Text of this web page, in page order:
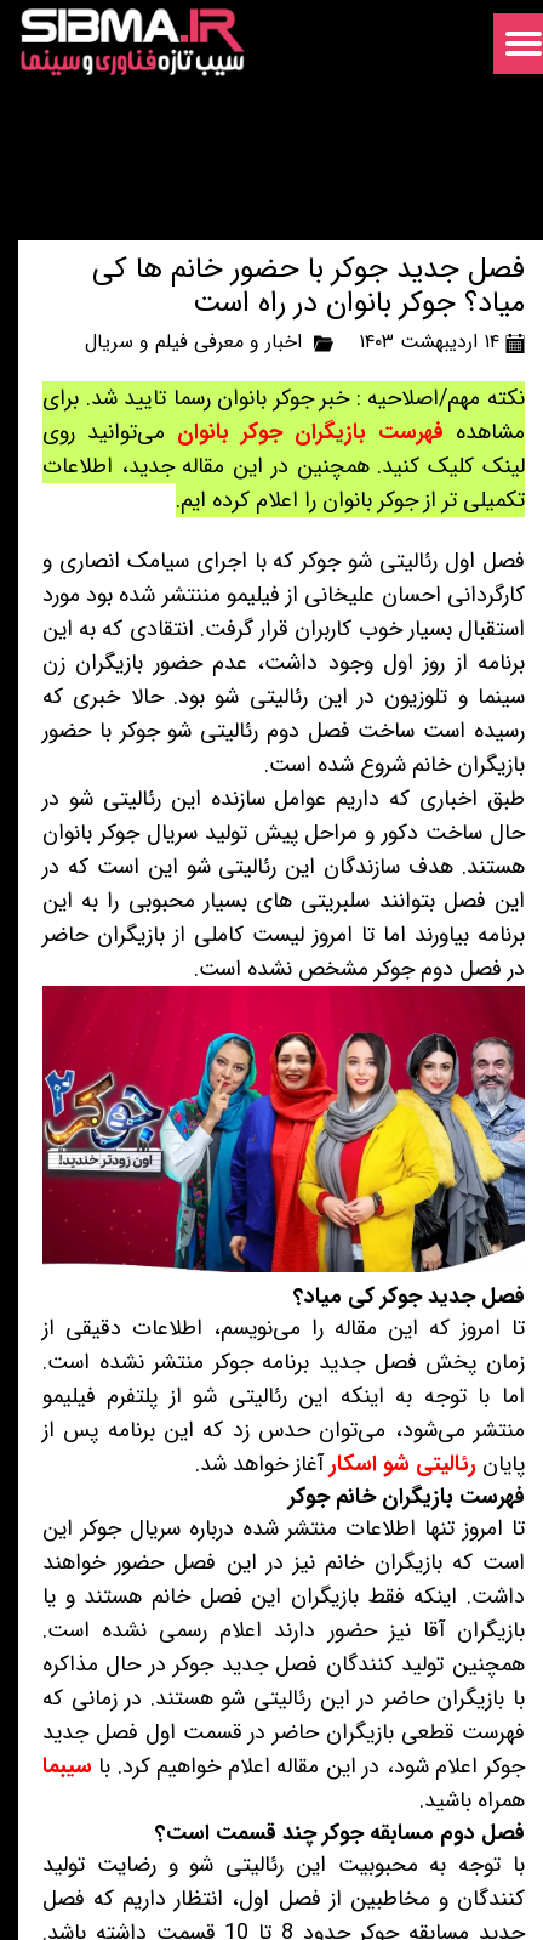
فصل جدید جوکر با حضور خانم ها کی
میاد؟ جوکر بانوان در راه است
۱۴ اردیبهشت ۱۴۰۳ اخبار و معرفی فیلم و سریال
نکته مهم/اصلاحیه : خبر جوکر بانوان رسما تایید شد. برای
مشاهده فهرست بازیگران جوکر بانوان می‌توانید روی
لینک کلیک کنید. همچنین در این مقاله جدید، اطلاعات
تکمیلی تر از جوکر بانوان را اعلام کرده ایم.
فصل اول رئالیتی شو جوکر که با اجرای سیامک انصاری و
کارگردانی احسان علیخانی از فیلیمو مننتشر شده بود مورد
استقبال بسیار خوب کاربران قرار گرفت. انتقادی که به این
برنامه از روز اول وجود داشت، عدم حضور بازیگران زن
سینما و تلوزیون در این رئالیتی شو بود. حالا خبری که
رسیده است ساخت فصل دوم رئالیتی شو جوکر با حضور
بازیگران خانم شروع شده است.
طبق اخباری که داریم عوامل سازنده این رئالیتی شو در
حال ساخت دکور و مراحل پیش تولید سریال جوکر بانوان
هستند. هدف سازندگان این رئالیتی شو این است که در
این فصل بتوانند سلبریتی های بسیار محبوبی را به این
برنامه بیاورند اما تا امروز لیست کاملی از بازیگران حاضر
در فصل دوم جوکر مشخص نشده است.
فصل جدید جوکر کی میاد؟
تا امروز که این مقاله را می‌نویسم، اطلاعات دقیقی از
زمان پخش فصل جدید برنامه جوکر منتشر نشده است.
اما با توجه به اینکه این رئالیتی شو از پلتفرم فیلیمو
منتشر می‌شود، می‌توان حدس زد که این برنامه پس از
پایان رئالیتی شو اسکارآغاز خواهد شد.
فهرست بازیگران خانم جوکر
تا امروز تنها اطلاعات منتشر شده درباره سریال جوکر این
است که بازیگران خانم نیز در این فصل حضور خواهند
داشت. اینکه فقط بازیگران این فصل خانم هستند و یا
بازیگران آقا نیز حضور دارند اعلام رسمی نشده است.
همچنین تولید کنندگان فصل جدید جوکر در حال مذاکره
با بازیگران حاضر در این رئالیتی شو هستند. در زمانی که
فهرست قطعی بازیگران حاضر در قسمت اول فصل جدید
جوکر اعلام شود، در این مقاله اعلام خواهیم کرد. با سیبما
همراه باشید.
فصل دوم مسابقه جوکر چند قسمت است؟
با توجه به محبوبیت این رئالیتی شو و رضایت تولید
کنندگان و مخاطبین از فصل اول، انتظار داریم که فصل
جدید مسابقه جوکر حدود 8 تا 10 قسمت داشته باشد.